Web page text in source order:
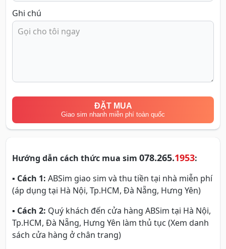
Ghi chú
ĐẶT MUA
Giao sim nhanh miễn phí toàn quốc
Hướng dẫn cách thức mua sim 078.265.1953:
▪ Cách 1: ABSim giao sim và thu tiền tại nhà miễn phí
(áp dụng tại Hà Nội, Tp.HCM, Đà Nẵng, Hưng Yên)
▪ Cách 2: Quý khách đến cửa hàng ABSim tại Hà Nội,
Tp.HCM, Đà Nẵng, Hưng Yên làm thủ tục (Xem danh
sách cửa hàng ở chân trang)